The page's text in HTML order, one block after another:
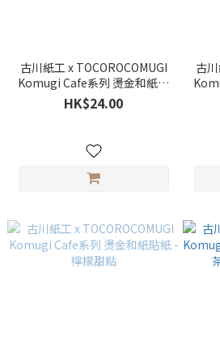
古川紙工 x TOCOROCOMUGI
Komugi Cafe系列 燙金和紙貼
紙 - 草莓甜點
HK$24.00
古